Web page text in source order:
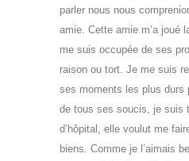
parler nous nous
amie. Cette amie m’a joué
me suis occupée de ses
raison ou tort. Je me suis
ses moments les plus durs
de tous ses soucis, je suis
d’hôpital, elle voulut me
biens. Comme je l’aimais